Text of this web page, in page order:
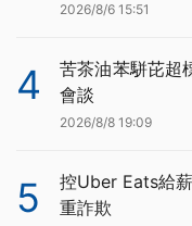
2026/8/6 15:51
4
苦茶油苯駢芘超
會談
2026/8/8 19:09
5
控Uber Eats給
重詐欺